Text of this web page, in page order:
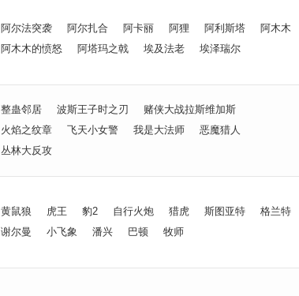
阿尔法突袭 阿尔扎合 阿卡丽 阿狸 阿利斯塔
阿木木
阿木木的愤怒
阿塔玛之戟 埃及法老 埃泽瑞尔
整蛊邻居 波斯王子时之刃
赌侠大战拉斯维加斯
火焰之纹章
飞天小女警 我是大法师
恶魔猎人
丛林大反攻
黄鼠狼 虎王 豹2 自行火炮 猎虎 斯图亚特
格兰特
谢尔曼
小飞象 潘兴 巴顿 牧师